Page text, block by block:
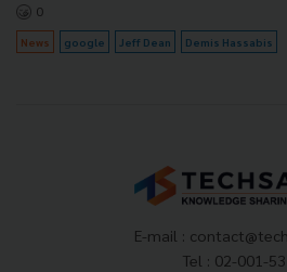
0
News google Jeff Dean Demis Hassabis
E-mail :
Tel : 02-001-